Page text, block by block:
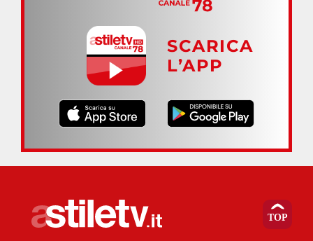
SCARICA
L’APP